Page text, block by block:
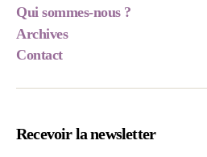
Qui sommes-nous ?
Archives
Contact
Recevoir la newsletter